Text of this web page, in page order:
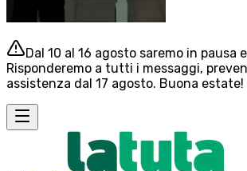
Dal 10 al 16 agosto saremo in pausa
Risponderemo a tutti i messaggi,
assistenza dal 17 agosto. Buona estate!